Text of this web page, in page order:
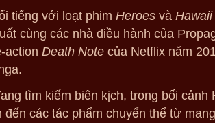
tiếng với loạt phim Heroes và
cùng các nhà điều hành của
action Death Note của Netflix năm
tìm kiếm biên kịch, trong bối cảnh
đến các tác phẩm chuyển thể từ